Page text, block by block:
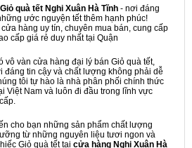
quà tết Nghi Xuân Hà Tĩnh - nơi đáng
ước nguyện tết thêm hạnh phúc!
hàng uy tín, chuyên mua bán, cung cấp
cấp giá rẻ duy nhất tại Quận
vô vàn cửa hàng đại lý bán Giỏ quà tết,
đáng tin cậy và chất lượng không phải dễ
tôi tự hào là nhà phân phối chính thức
Việt Nam và luôn đi đầu trong lĩnh vực
cho bạn những sản phẩm chất lượng
từ những nguyên liệu tươi ngon và
Giỏ quà tết tại cửa hàng Nghi Xuân Hà